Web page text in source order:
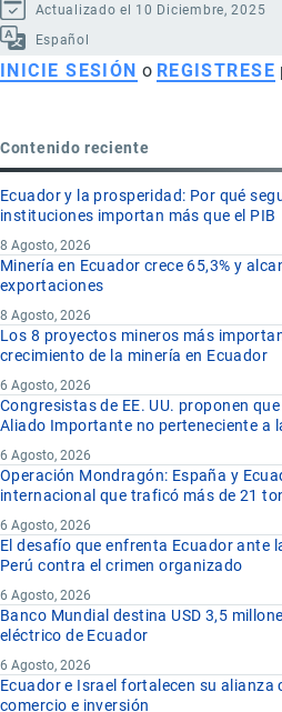
Actualizado el 10 Diciembre, 2025
Español
INICIE SESIÓN o REGISTRESE
Contenido reciente
Ecuador y la prosperidad: Por qué
instituciones importan más que el PIB
8 Agosto, 2026
Minería en Ecuador crece 65,3% y
exportaciones
8 Agosto, 2026
Los 8 proyectos mineros más
crecimiento de la minería en Ecuador
6 Agosto, 2026
Congresistas de EE. UU. proponen
Aliado Importante no perteneciente a
6 Agosto, 2026
Operación Mondragón: España y
internacional que traficó más de 21
6 Agosto, 2026
El desafío que enfrenta Ecuador ante
Perú contra el crimen organizado
6 Agosto, 2026
Banco Mundial destina USD 3,5
eléctrico de Ecuador
6 Agosto, 2026
Ecuador e Israel fortalecen su alianza
comercio e inversión